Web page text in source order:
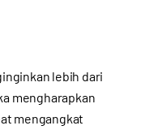
lebih dari
mengharapkan
mengangkat